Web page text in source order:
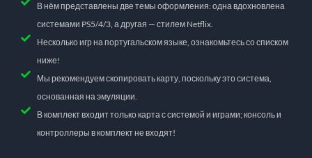
В нём представлены две темы оформления: одна вдохновлена
системами PS5/4/3, а другая — стилем Netflix.
Несколько игр на португальском языке, ознакомьтесь со списком
ниже!
Мы рекомендуем скопировать карту, поскольку это система,
основанная на эмуляции.
В комплект входит только карта с системой и играми; консоль и
контроллеры в комплект не входят!